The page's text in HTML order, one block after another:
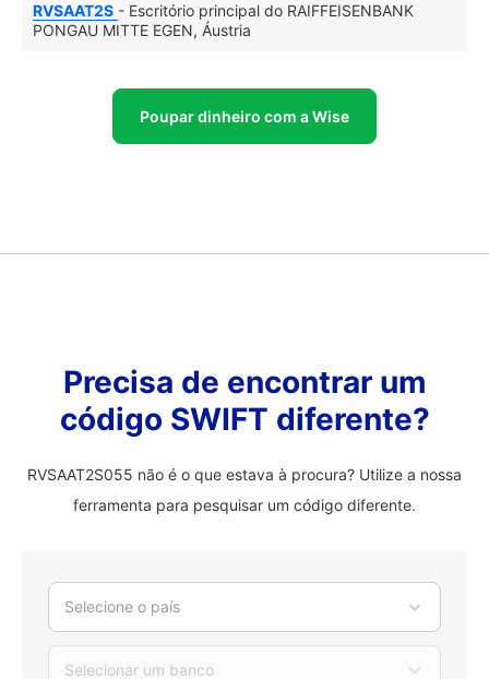
RVSAAT2S - Escritório principal do RAIFFEISENBANK
PONGAU MITTE EGEN, Áustria
Poupar dinheiro com a Wise
Precisa de encontrar um
código SWIFT diferente?
RVSAAT2S055 não é o que estava à procura? Utilize a nossa
ferramenta para pesquisar um código diferente.
Selecione o país
Selecionar um banco